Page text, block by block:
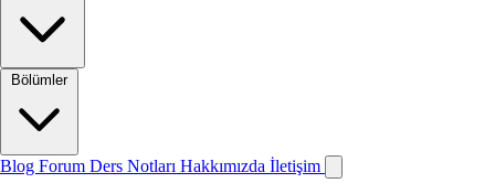
Bölümler
Blog Forum Ders Notları Hakkımızda İletişim